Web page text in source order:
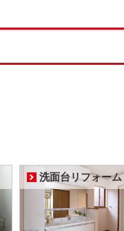
洗面台リフォーム